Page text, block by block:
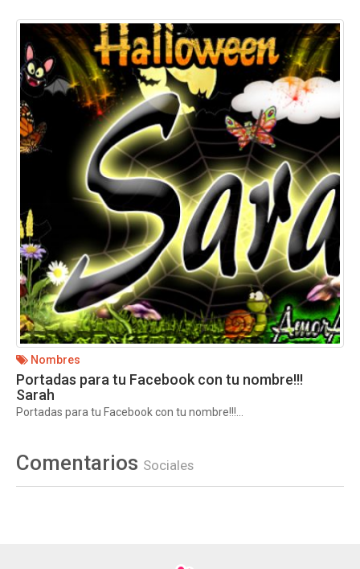
Nombres
Portadas para tu Facebook con tu nombre!!!
Sarah
Portadas para tu Facebook con tu nombre!!!...
Comentarios Sociales